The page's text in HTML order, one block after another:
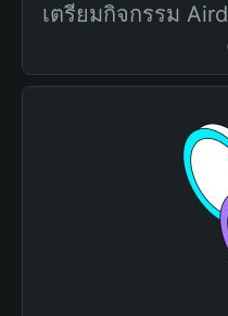
เตรียมกิจกรรม